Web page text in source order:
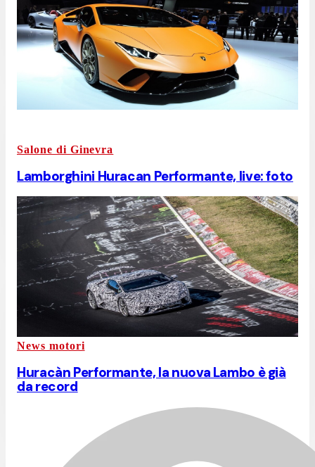
Salone di Ginevra
Lamborghini Huracan Performante, live: foto
News motori
Huracàn Performante, la nuova Lambo è già
da record